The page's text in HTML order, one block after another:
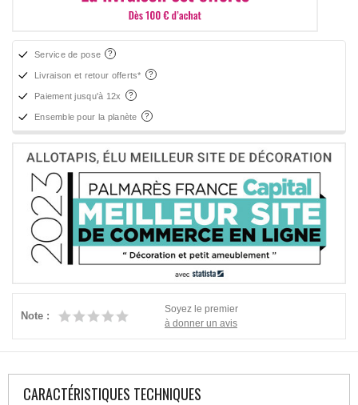
Service de pose
Livraison et retour offerts*
Paiement jusqu'à 12x
Ensemble pour la planète
Note :
Soyez le premier
à donner un avis
CARACTÉRISTIQUES TECHNIQUES